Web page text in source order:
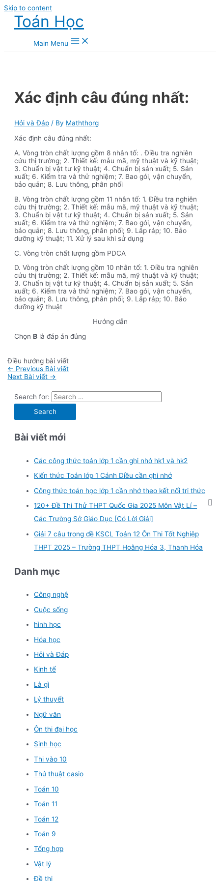
Skip to content
Toán Học
Main Menu
Xác định câu đúng nhất:
Hỏi và Đáp / By Maththorg
Xác định câu đúng nhất:
A. Vòng tròn chất lượng gồm 8 nhân tố: . Điều tra nghiên
cứu thị trường; 2. Thiết kế: mẫu mã, mỹ thuật và kỹ thuật;
3. Chuẩn bị vật tư kỹ thuật; 4. Chuẩn bị sản xuất; 5. Sản
xuất; 6. Kiểm tra và thử nghiệm; 7. Bao gói, vận chuyển,
bảo quản; 8. Lưu thông, phân phối
B. Vòng tròn chất lượng gồm 11 nhân tố: 1. Điều tra nghiên
cứu thị trường; 2. Thiết kế: mẫu mã, mỹ thuật và kỹ thuật;
3. Chuẩn bị vật tư kỹ thuật; 4. Chuẩn bị sản xuất; 5. Sản
xuất; 6. Kiểm tra và thử nghiệm; 7. Bao gói, vận chuyển,
bảo quản; 8. Lưu thông, phân phối; 9. Lắp ráp; 10. Bảo
dưỡng kỹ thuật; 11. Xử lý sau khi sử dụng
C. Vòng tròn chất lượng gồm PDCA
D. Vòng tròn chất lượng gồm 10 nhân tố: 1. Điều tra nghiên
cứu thị trường; 2. Thiết kế: mẫu mã, mỹ thuật và kỹ thuật;
3. Chuẩn bị vật tư kỹ thuật; 4. Chuẩn bị sản xuất; 5. Sản
xuất; 6. Kiểm tra và thử nghiệm; 7. Bao gói, vận chuyển,
bảo quản; 8. Lưu thông, phân phối; 9. Lắp ráp; 10. Bảo
dưỡng kỹ thuật
Hướng dẫn
ChọnB là đáp án đúng
Điều hướng bài viết
← Previous Bài viết
Next Bài viết →
Search for:
Bài viết mới
Các công thức toán lớp 1 cần ghi nhớ hk1 và hk2
Kiến thức Toán lớp 1 Cánh Diều cần ghi nhớ
Công thức toán học lớp 1 cần nhớ theo kết nối tri thức
120+ Đề Thi Thử THPT Quốc Gia 2025 Môn Vật Lí –
Các Trường Sở Giáo Dục [Có Lời Giải]
Giải 7 câu trong đề KSCL Toán 12 Ôn Thi Tốt Nghiệp
THPT 2025 – Trường THPT Hoằng Hóa 3, Thanh Hóa
Danh mục
Công nghệ
Cuộc sống
hình học
Hóa học
Hỏi và Đáp
Kinh tế
Là gì
Lý thuyết
Ngữ văn
Ôn thi đại học
Sinh học
Thi vào 10
Thủ thuật casio
Toán 10
Toán 11
Toán 12
Toán 9
Tổng hợp
Vật lý
Đề thi